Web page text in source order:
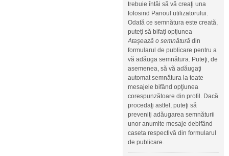
trebuie întâi să vă creaţi una
folosind Panoul utilizatorului.
Odată ce semnătura este creată,
puteţi să bifaţi opţiunea
Ataşează o semnătură din
formularul de publicare pentru a
vă adăuga semnătura. Puteţi, de
asemenea, să vă adăugaţi
automat semnătura la toate
mesajele bifând opţiunea
corespunzătoare din profil. Dacă
procedaţi astfel, puteţi să
preveniţi adăugarea semnăturii
unor anumite mesaje debifând
caseta respectivă din formularul
de publicare.